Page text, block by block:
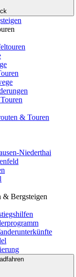
& Touren
Niederthai
& Bergsteigen